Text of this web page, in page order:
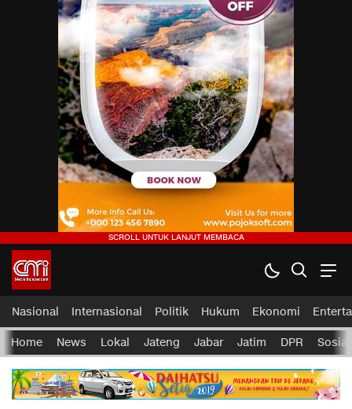
Nasional Internasional Politik Hukum Ekonomi
Home News Lokal Jateng Jabar Jatim DPR Sosial